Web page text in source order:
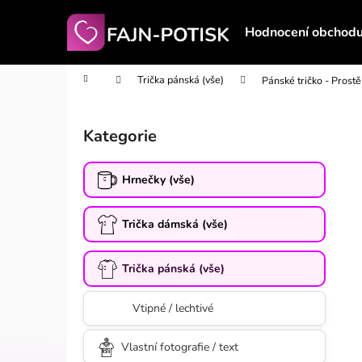
Hodnocení
Domů Trička pánská (vše) Pánské tričko -
Přeskočit
kategorie
Kategorie
Hrnečky (vše)
Trička dámská (vše)
Trička pánská (vše)
Vtipné / lechtivé
Vlastní fotografie / text
í
Zpět
do
Zpět
do